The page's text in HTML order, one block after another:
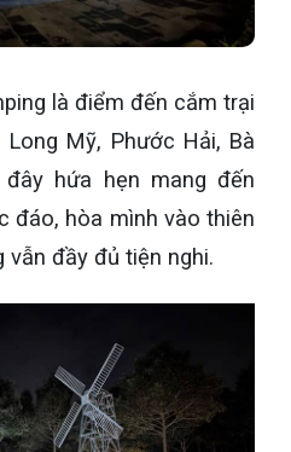
là điểm đến cắm trại
Mỹ, Phước Hải, Bà
hứa hẹn mang đến
đáo, hòa mình vào thiên
vẫn đầy đủ tiện nghi.